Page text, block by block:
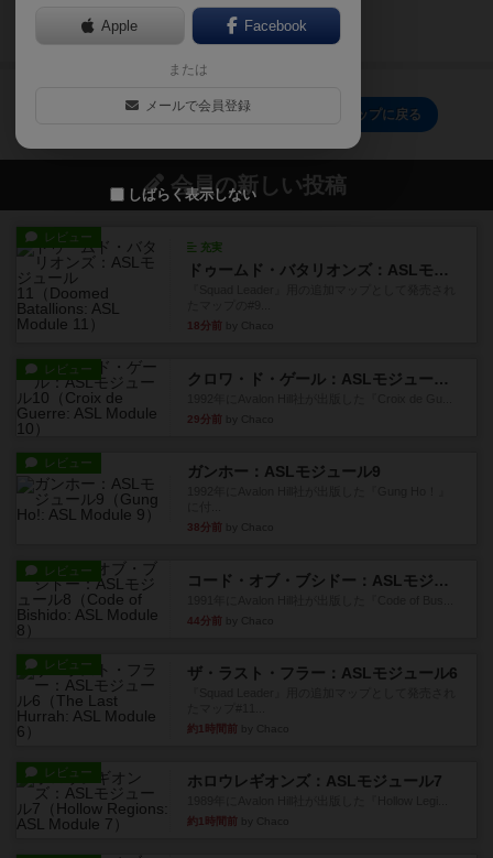
くなるかと思います。
続きを読む（1年以上前）
テラフォーミングマーズ：ダイスゲームのトップに戻る
会員の新しい投稿
レビュー
充実
ドゥームド・バタリオンズ：ASLモジュール11
18分前
レビュー
クロワ・ド・ゲール：ASLモジュール10
29分前
レビュー ガンホー：ASLモジュール9
38分前
レビュー
コード・オブ・ブシドー：ASLモジュール8
44分前
レビュー ザ・ラスト・フラー：ASLモジュール6
約1時間前
レビュー ホロウレギオンズ：ASLモジュール7
約1時間前
Apple Facebook
または
メールで会員登録
しばらく表示しない